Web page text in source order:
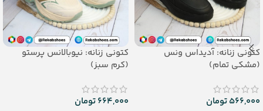
کتونی زنانه: آدیداس ونس
(مشکی تمام)
566,000تومان
کتونی زنانه: نیوبالانس پرستو
(کرم سبز)
664,000تومان